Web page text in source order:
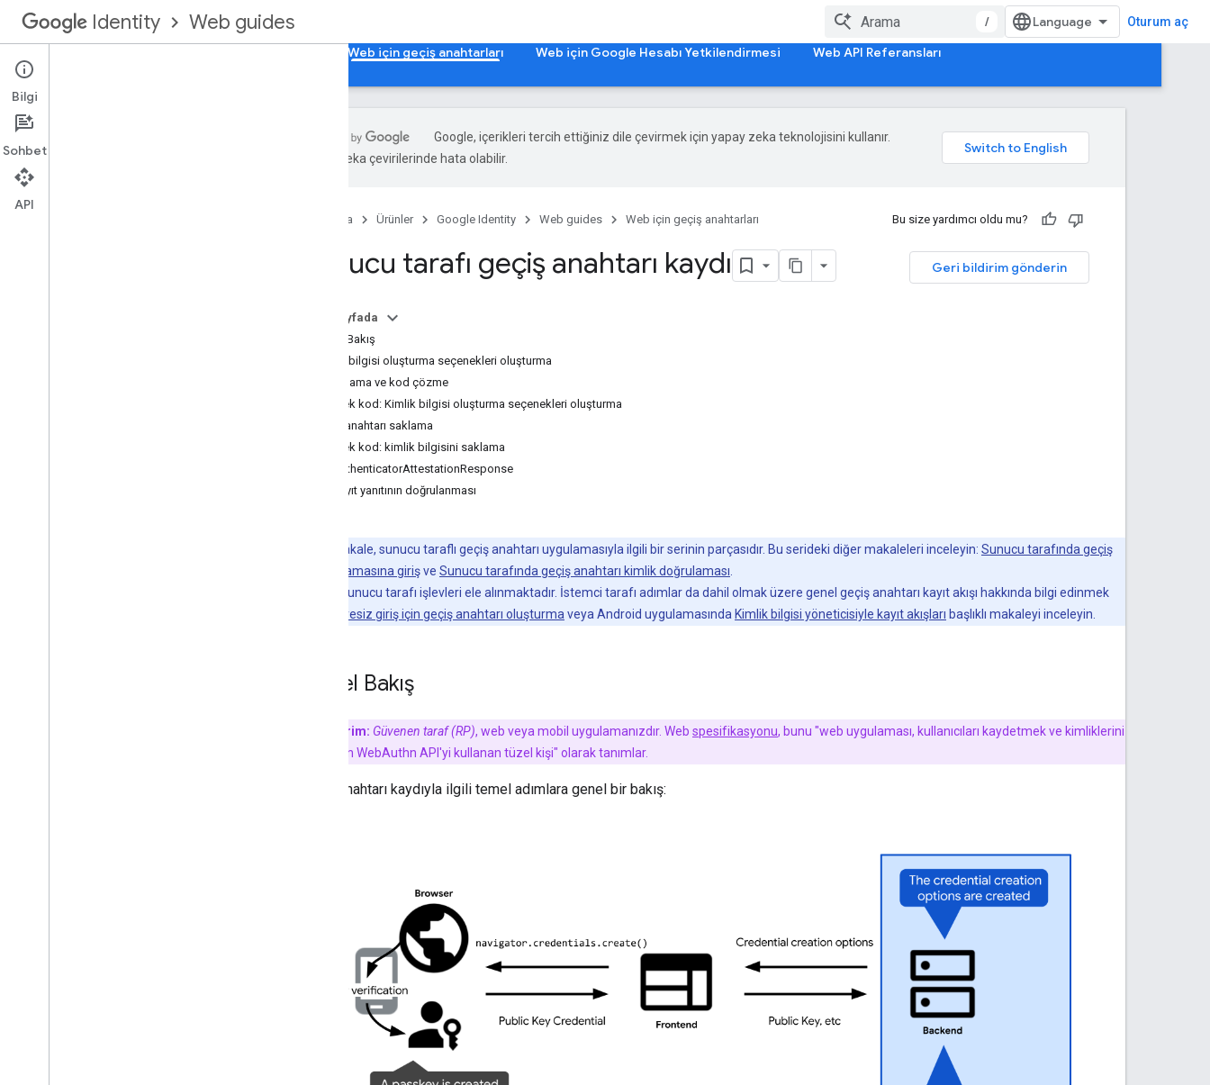
Identity Web guides / Oturum aç
Web için geçiş anahtarları Web için Google Hesabı Yetkilendirmesi Web API Referansları
Sunucu tarafına giriş
Sunucu tarafı geçiş anahtarı
Google, içerikleri tercih ettiğiniz dile çevirmek için yapay zeka teknolojisini kullanır.
Yapay zeka çevirilerinde hata olabilir.
Ana Sayfa Ürünler Google Identity Web guides Web için geçiş anahtarları Bu size yardımcı oldu mu?
Geri bildirim gönderin
Sunucu tarafı geçiş anahtarı kaydı
Bu sayfada
Genel Bakış
Kimlik bilgisi oluşturma seçenekleri oluşturma
Kodlama ve kod çözme
Örnek kod: Kimlik bilgisi oluşturma seçenekleri oluşturma
Ortak anahtarı saklama
Örnek kod: kimlik bilgisini saklama
Ek: AuthenticatorAttestationResponse
Ek: Kayıt yanıtının doğrulanması
Bu makale, sunucu taraflı geçiş anahtarı uygulamasıyla ilgili bir serinin parçasıdır. Bu serideki diğer makaleleri inceleyin: Sunucu tarafında geçiş
anahtarı uygulamasına girişve Sunucu tarafında geçiş anahtarı kimlik doğrulaması
Bu makalede sunucu tarafı işlevleri ele alınmaktadır. İstemci tarafı adımlar da dahil olmak üzere genel geçiş anahtarı kayıt akışı hakkında bilgi edinmek
Şifresiz giriş için geçiş anahtarı oluşturma veya Android uygulamasında Kimlik bilgisi yöneticisiyle kayıt akışları başlıklı makaleyi inceleyin.
Genel Bakış
Önemli Terim: Güvenen taraf (RP), web veya mobil uygulamanızdır. Web spesifikasyonu, bunu "web uygulaması, kullanıcıları kaydetmek ve kimliklerini
doğrulamak için WebAuthn API'yi kullanan tüzel kişi" olarak tanımlar.
Geçiş anahtarı kaydıyla ilgili temel adımlara genel bir bakış:
Bilgi
Sohbet
API